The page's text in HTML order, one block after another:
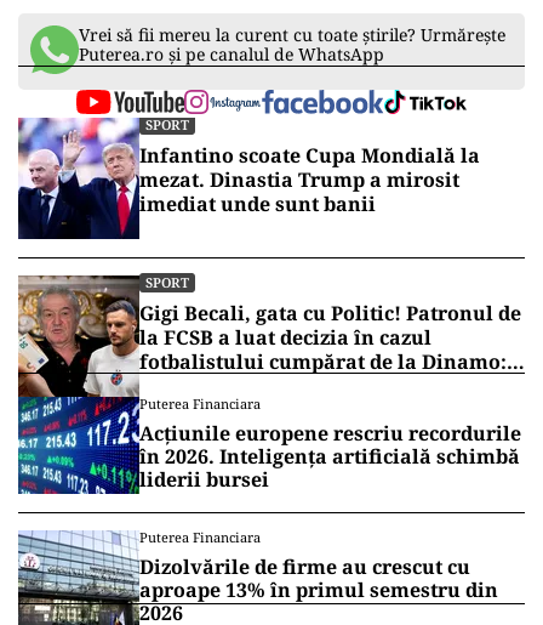
Vrei să fii mereu la curent cu toate știrile? Urmărește
Puterea.ro și pe canalul de WhatsApp
SPORT
Infantino scoate Cupa Mondială la
mezat. Dinastia Trump a mirosit
imediat unde sunt banii
SPORT
Gigi Becali, gata cu Politic! Patronul de
la FCSB a luat decizia în cazul
fotbalistului cumpărat de la Dinamo:
Puterea Financiara
Acțiunile europene rescriu recordurile
în 2026. Inteligența artificială schimbă
liderii bursei
Puterea Financiara
Dizolvările de firme au crescut cu
aproape 13% în primul semestru din
2026